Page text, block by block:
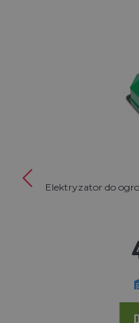
Elektryzator do